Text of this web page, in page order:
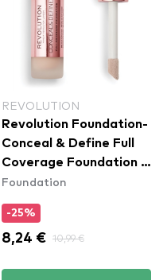
REVOLUTION
Revolution Foundation-
Conceal & Define Full
Coverage Foundation -
F3
Foundation
-25%
8,24 € 10,99 €